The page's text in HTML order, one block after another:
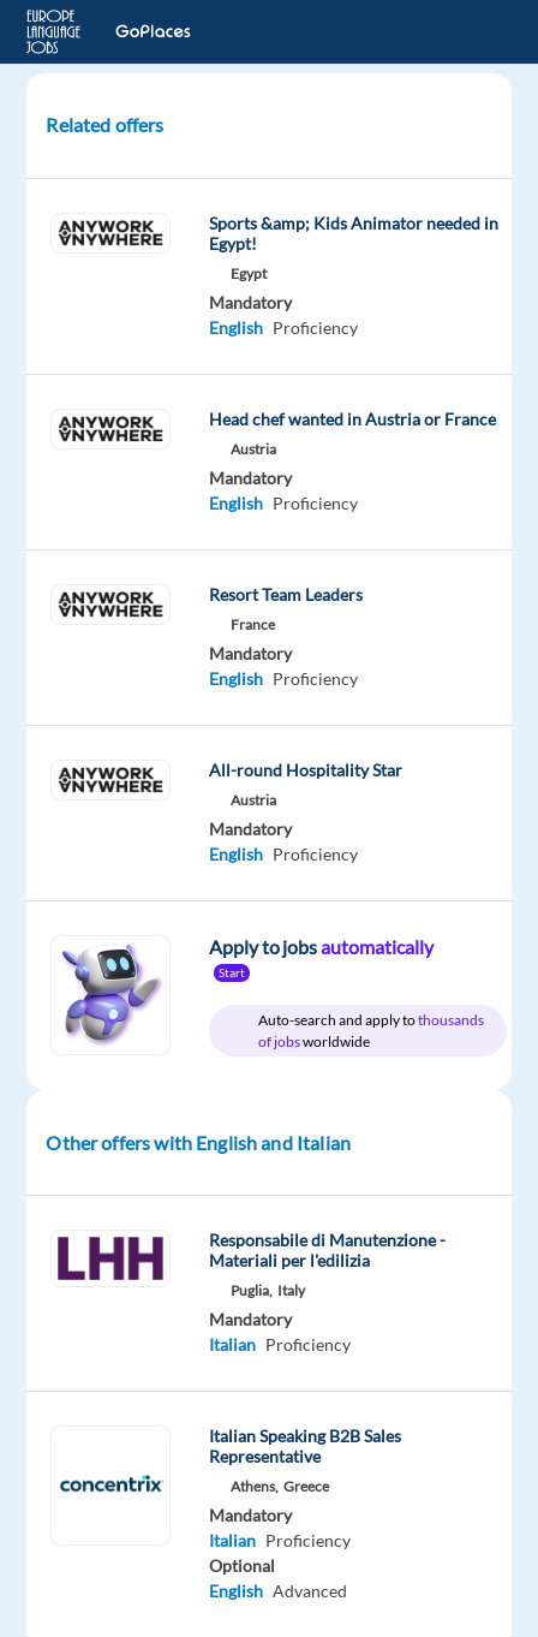
di
-
Italy
English
Italian
Advanced
job
available
jobs
English
and
Italian
Company
Employment
Experience
On-
l'evento
Related offers
Sports &amp; Kids Animator needed in
Egypt!
Egypt
Mandatory
English Proficiency
Head chef wanted in Austria or France
Austria
Mandatory
English Proficiency
Resort Team Leaders
France
Mandatory
English Proficiency
All-round Hospitality Star
Austria
Mandatory
English Proficiency
Apply to jobsautomatically
Start
Auto-search and apply tothousands
of jobsworldwide
Other offers with English and Italian
Responsabile di Manutenzione -
Materiali per l'edilizia
Puglia, Italy
Mandatory
Italian Proficiency
Italian Speaking B2B Sales
Representative
Athens, Greece
Mandatory
Italian Proficiency
Optional
English Advanced